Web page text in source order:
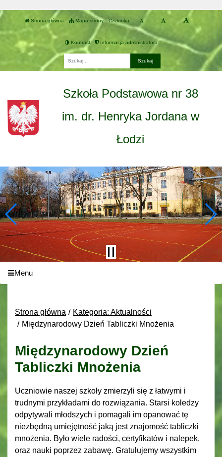
Strona główna Mapa strony Czcionka
Kontrast Informacja administratora
Szkoła Podstawowa nr 38
im. dr. Henryka Jordana w
Łodzi
Menu
Strona główna
Kategoria: Aktualności
Międzynarodowy Dzień Tabliczki Mnożenia
Międzynarodowy Dzień
Tabliczki Mnożenia
Uczniowie naszej szkoły zmierzyli się z łatwymi i
trudnymi przykładami do rozwiązania. Starsi koledzy
odpytywali młodszych i pomagali im opanować tę
niezbędną umiejętność jaką jest znajomość tabliczki
mnożenia. Było wiele radości, certyfikatów i nalepek,
oraz nauki poprzez zabawę. Gratulujemy wszystkim